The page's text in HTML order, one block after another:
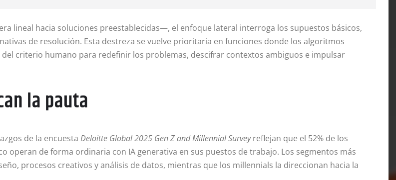
lineal hacia soluciones preestablecidas—, el enfoque lateral interroga los supuestos básicos,
de resolución. Esta destreza se vuelve prioritaria en funciones donde los algoritmos
criterio humano para redefinir los problemas, descifrar contextos ambiguos e impulsar
la pauta
de la encuesta Deloitte Global 2025 Gen Z and Millennial Surveyreflejan que el 52% de los
operan de forma ordinaria con IA generativa en sus puestos de trabajo. Los segmentos más
procesos creativos y análisis de datos, mientras que los millennials la direccionan hacia la